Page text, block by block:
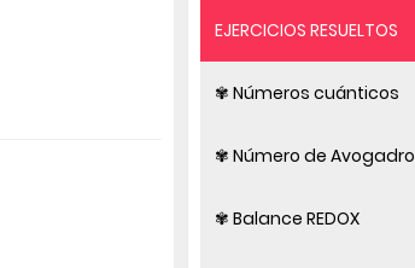
EJERCICIOS RESUELTOS
✾ Números cuánticos
✾ Número de Avogadro
✾ Balance REDOX